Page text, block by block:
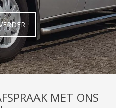
MET ONS